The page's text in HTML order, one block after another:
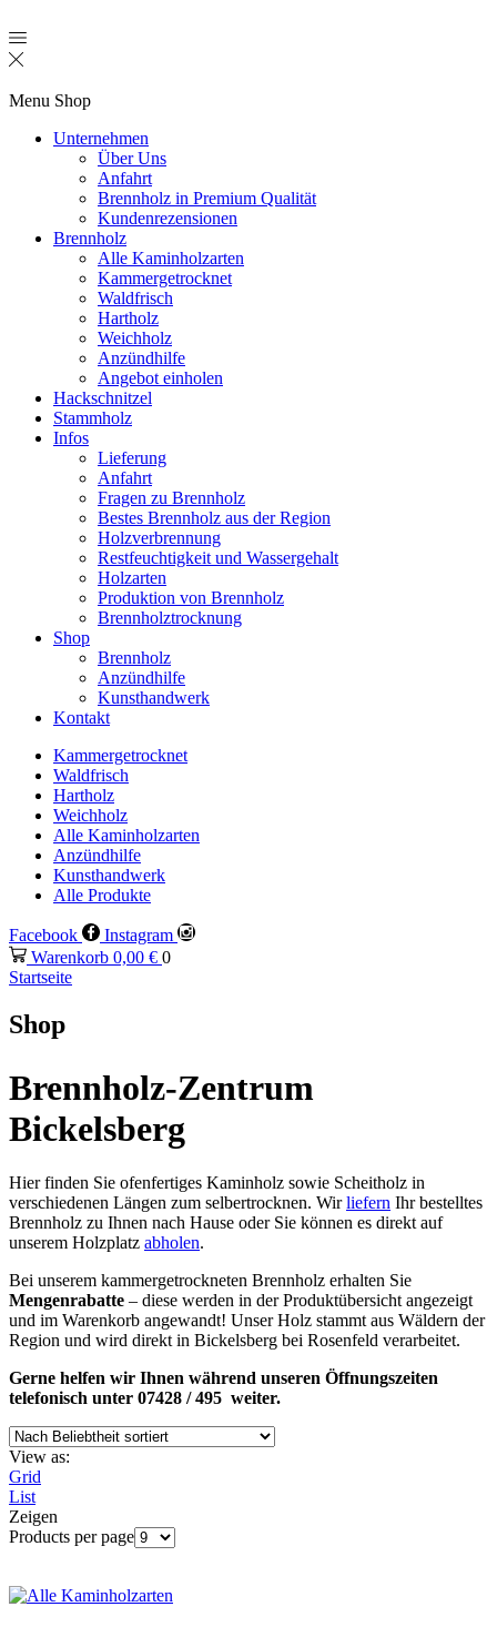
Menu Shop
Unternehmen
Über Uns
Anfahrt
Brennholz in Premium Qualität
Kundenrezensionen
Brennholz
Alle Kaminholzarten
Kammergetrocknet
Waldfrisch
Hartholz
Weichholz
Anzündhilfe
Angebot einholen
Hackschnitzel
Stammholz
Infos
Lieferung
Anfahrt
Fragen zu Brennholz
Bestes Brennholz aus der Region
Holzverbrennung
Restfeuchtigkeit und Wassergehalt
Holzarten
Produktion von Brennholz
Brennholztrocknung
Shop
Brennholz
Anzündhilfe
Kunsthandwerk
Kontakt
Kammergetrocknet
Waldfrisch
Hartholz
Weichholz
Alle Kaminholzarten
Anzündhilfe
Kunsthandwerk
Alle Produkte
Facebook
Instagram
Warenkorb 0,00 € 0
Startseite
Shop
Brennholz-Zentrum
Bickelsberg
Hier finden Sie ofenfertiges Kaminholz sowie Scheitholz in
verschiedenen Längen zum selbertrocknen. Wirliefern Ihr bestelltes
Brennholz zu Ihnen nach Hause oder Sie können es direkt auf
unserem Holzplatz abholen.
Bei unserem kammergetrockneten Brennholz erhalten Sie
Mengenrabatte – diese werden in der Produktübersicht angezeigt
und im Warenkorb angewandt! Unser Holz stammt aus Wäldern der
Region und wird direkt in Bickelsberg bei Rosenfeld verarbeitet.
Gerne helfen wir Ihnen während unseren Öffnungszeiten
telefonisch unter 07428 / 495 weiter.
View as:
Grid
List
Zeigen
Products per page